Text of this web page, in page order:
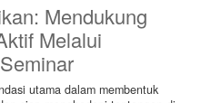
Mendukung
Melalui
utama dalam membentuk